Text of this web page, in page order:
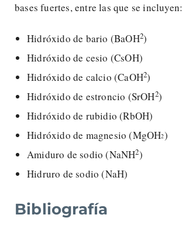
bases fuertes, entre las que se incluyen:
Hidróxido de bario (BaOH2)
Hidróxido de cesio (CsOH)
Hidróxido de calcio (CaOH2)
Hidróxido de estroncio (SrOH2)
Hidróxido de rubidio (RbOH)
Hidróxido de magnesio (MgOH2)
Amiduro de sodio (NaNH2)
Hidruro de sodio (NaH)
Bibliografía